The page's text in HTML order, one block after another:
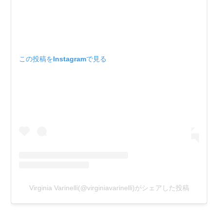
この投稿をInstagramで見る
Virginia Varinelli(@virginiavarinelli)がシェアした投稿